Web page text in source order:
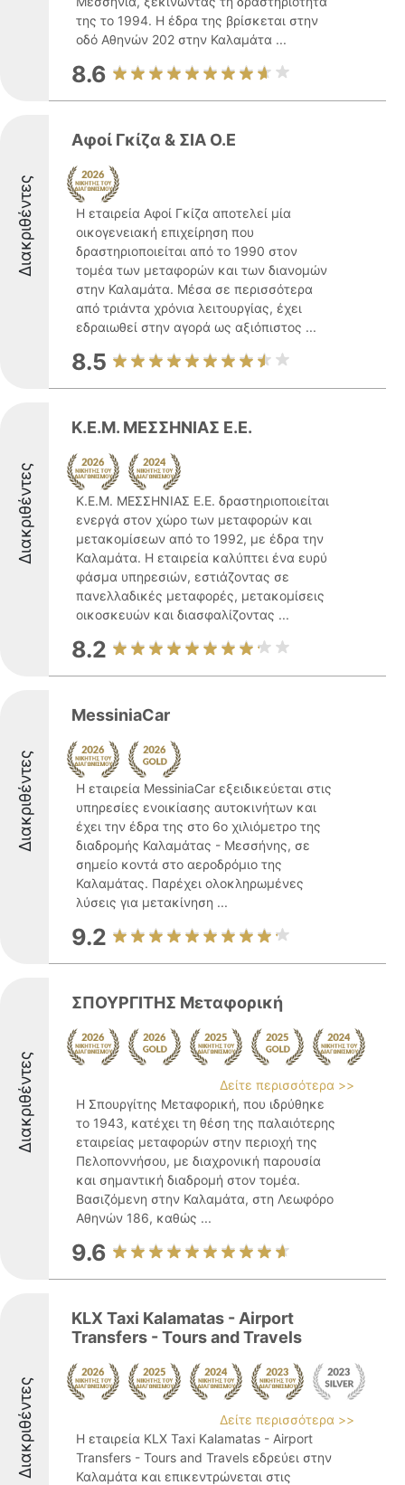
της το 1994. Η έδρα της βρίσκεται στην
οδό Αθηνών 202 στην Καλαμάτα ...
8.6
Διακριθέντες
Αφοί Γκίζα & ΣΙΑ Ο.Ε
Η εταιρεία Αφοί Γκίζα αποτελεί μία
οικογενειακή επιχείρηση που
δραστηριοποιείται από το 1990 στον
τομέα των μεταφορών και των διανομών
στην Καλαμάτα. Μέσα σε περισσότερα
από τριάντα χρόνια λειτουργίας, έχει
εδραιωθεί στην αγορά ως αξιόπιστος ...
8.5
Διακριθέντες
Κ.Ε.Μ. ΜΕΣΣΗΝΙΑΣ Ε.Ε.
Κ.Ε.Μ. ΜΕΣΣΗΝΙΑΣ Ε.Ε. δραστηριοποιείται
ενεργά στον χώρο των μεταφορών και
μετακομίσεων από το 1992, με έδρα την
Καλαμάτα. Η εταιρεία καλύπτει ένα ευρύ
φάσμα υπηρεσιών, εστιάζοντας σε
πανελλαδικές μεταφορές, μετακομίσεις
οικοσκευών και διασφαλίζοντας ...
8.2
Διακριθέντες
MessiniaCar
Η εταιρεία MessiniaCar εξειδικεύεται στις
υπηρεσίες ενοικίασης αυτοκινήτων και
έχει την έδρα της στο 6ο χιλιόμετρο της
διαδρομής Καλαμάτας - Μεσσήνης, σε
σημείο κοντά στο αεροδρόμιο της
Καλαμάτας. Παρέχει ολοκληρωμένες
λύσεις για μετακίνηση ...
9.2
Διακριθέντες
ΣΠΟΥΡΓΙΤΗΣ Μεταφορική
Δείτε περισσότερα >>
Η Σπουργίτης Μεταφορική, που ιδρύθηκε
το 1943, κατέχει τη θέση της παλαιότερης
εταιρείας μεταφορών στην περιοχή της
Πελοποννήσου, με διαχρονική παρουσία
και σημαντική διαδρομή στον τομέα.
Βασιζόμενη στην Καλαμάτα, στη Λεωφόρο
Αθηνών 186, καθώς ...
9.6
Διακριθέντες
KLX Taxi Kalamatas - Airport
Transfers - Tours and Travels
Δείτε περισσότερα >>
Η εταιρεία KLX Taxi Kalamatas - Airport
Transfers - Tours and Travels εδρεύει στην
Καλαμάτα και επικεντρώνεται στις